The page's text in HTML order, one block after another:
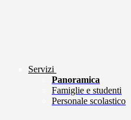
Servizi
Panoramica
Famiglie e studenti
Personale scolastico